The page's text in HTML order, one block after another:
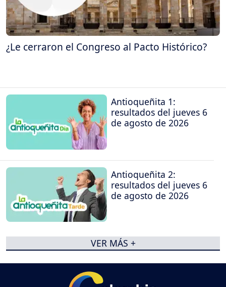
¿Le cerraron el Congreso al Pacto Histórico?
Antioqueñita 1:
resultados del jueves 6
de agosto de 2026
Antioqueñita 2:
resultados del jueves 6
de agosto de 2026
VER MÁS +